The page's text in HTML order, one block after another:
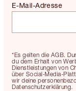
*Es gelten die AGB.
du dem Erhalt von
Dienstleistungen von
über Social-Media-
wir deine
Datenschutzerklärung.
E-Mail-Adresse